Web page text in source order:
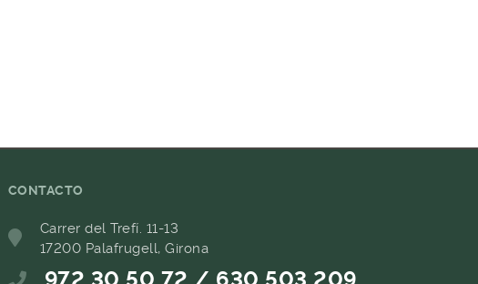
CONTACTO
Carrer del Trefí. 11-13
17200 Palafrugell, Girona